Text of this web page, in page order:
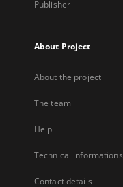
Publisher
About Project
About the project
The team
Help
Technical informations
Contact details